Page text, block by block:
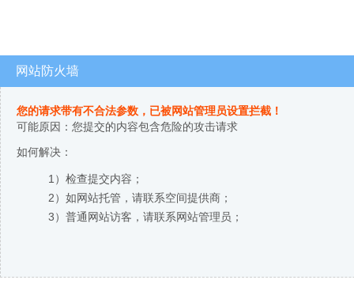
网站防火墙
您的请求带有不合法参数，已被网站管理员设置拦截！
可能原因：您提交的内容包含危险的攻击请求
如何解决：
1）检查提交内容；
2）如网站托管，请联系空间提供商；
3）普通网站访客，请联系网站管理员；